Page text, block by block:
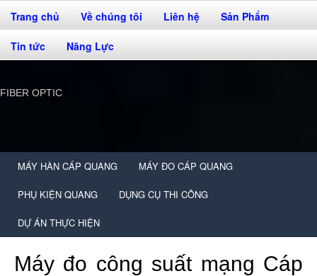
Trang chủ Về chúng tôi Liên hệ Sản Phẩm
Tin tức Năng Lực
FIBER OPTIC
MÁY HÀN CÁP QUANG MÁY ĐO CÁP QUANG
PHỤ KIỆN QUANG DỤNG CỤ THI CÔNG
DỰ ÁN THỰC HIỆN
Máy đo công suất mạng Cáp